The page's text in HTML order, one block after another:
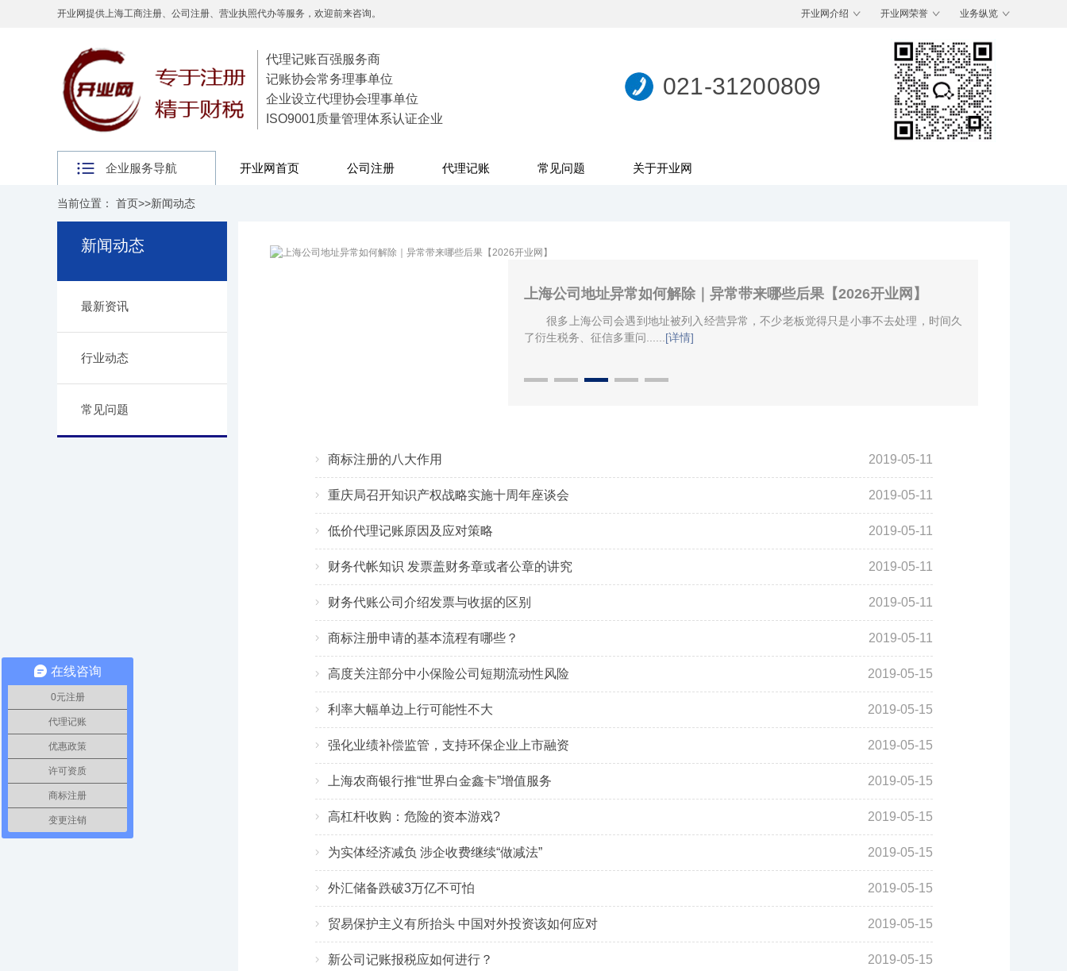
开业网提供上海工商注册、公司注册、营业执照代办等服务，欢迎前来咨询。 开业网介绍 开业网荣誉 业务纵览
代理记账百强服务商
记账协会常务理事单位
企业设立代理协会理事单位
ISO9001质量管理体系认证企业
021-31200809
企业服务导航 开业网首页 公司注册 代理记账 常见问题 关于开业网
当前位置： 首页>>新闻动态
新闻动态
最新资讯
行业动态
常见问题
上海公司地址异常如何解除｜异常带来哪些后果【2026开业网】
很多上海公司会遇到地址被列入经营异常，不少老板觉得只是小事不去处理，时间久
了衍生税务、征信多重问...... [详情]
1
商标注册的八大作用 2019-05-11
重庆局召开知识产权战略实施十周年座谈会 2019-05-11
低价代理记账原因及应对策略 2019-05-11
财务代帐知识 发票盖财务章或者公章的讲究 2019-05-11
财务代账公司介绍发票与收据的区别 2019-05-11
商标注册申请的基本流程有哪些？ 2019-05-11
高度关注部分中小保险公司短期流动性风险 2019-05-15
利率大幅单边上行可能性不大 2019-05-15
强化业绩补偿监管，支持环保企业上市融资 2019-05-15
上海农商银行推“世界白金鑫卡”增值服务 2019-05-15
高杠杆收购：危险的资本游戏? 2019-05-15
为实体经济减负 涉企收费继续“做减法” 2019-05-15
外汇储备跌破3万亿不可怕 2019-05-15
贸易保护主义有所抬头 中国对外投资该如何应对 2019-05-15
新公司记账报税应如何进行？ 2019-05-15
在线咨询
0元注册
代理记账
优惠政策
许可资质
商标注册
变更注销